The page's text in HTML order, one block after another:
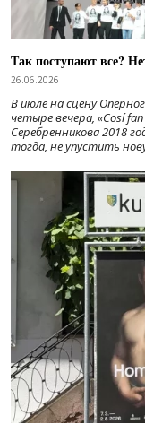
Так поступают все?
26.06.2026
В июле на сцену
четыре вечера, «Cosí
Серебренникова 2018
тогда, не упустить